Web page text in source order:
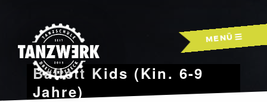
MENÜ
Ballett Kids (Kin. 6-9
Jahre)